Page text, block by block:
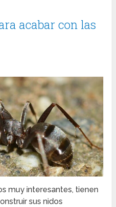
acabar con las
muy interesantes, tienen
sus nidos